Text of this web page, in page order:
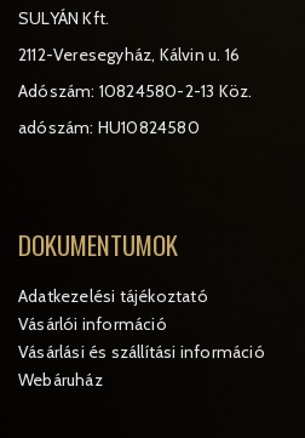
SULYÁN Kft.
2112-Veresegyház, Kálvin u. 16
Adószám: 10824580-2-13 Köz.
adószám: HU10824580
DOKUMENTUMOK
Adatkezelési tájékoztató
Vásárlói információ
Vásárlási és szállítási információ
Webáruház